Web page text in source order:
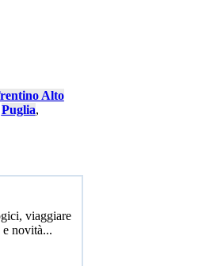
Alto
Puglia,
viaggiare
novità...